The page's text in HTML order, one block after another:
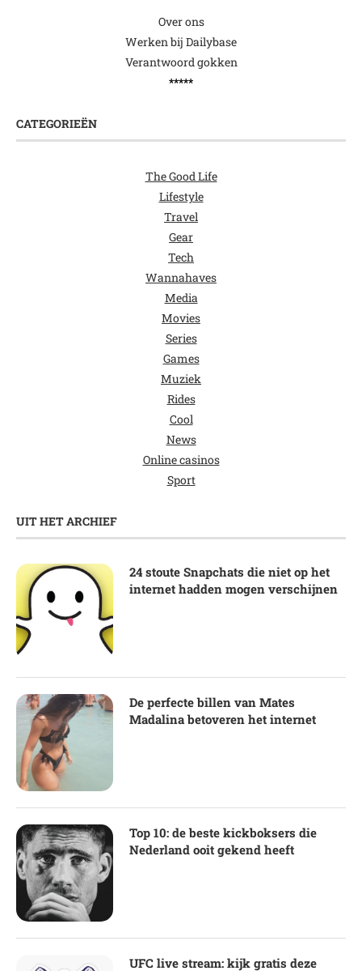
Over ons
Werken bij Dailybase
Verantwoord gokken
*****
CATEGORIEËN
The Good Life
Lifestyle
Travel
Gear
Tech
Wannahaves
Media
Movies
Series
Games
Muziek
Rides
Cool
News
Online casinos
Sport
UIT HET ARCHIEF
24 stoute Snapchats die niet op het
internet hadden mogen verschijnen
De perfecte billen van Mates
Madalina betoveren het internet
Top 10: de beste kickboksers die
Nederland ooit gekend heeft
UFC live stream: kijk gratis deze